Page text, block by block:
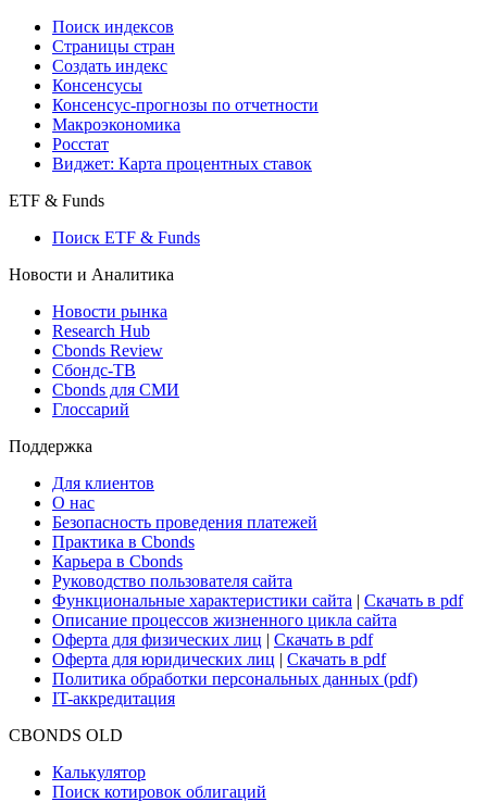
Поиск индексов
Страницы стран
Создать индекс
Консенсусы
Консенсус-прогнозы по отчетности
Макроэкономика
Росстат
Виджет: Карта процентных ставок
ETF & Funds
Поиск ETF & Funds
Новости и Аналитика
Новости рынка
Research Hub
Cbonds Review
Сбондс-ТВ
Cbonds для СМИ
Глоссарий
Поддержка
Для клиентов
О нас
Безопасность проведения платежей
Практика в Cbonds
Карьера в Cbonds
Руководство пользователя сайта
Функциональные характеристики сайта | Скачать в pdf
Описание процессов жизненного цикла сайта
Оферта для физических лиц | Скачать в pdf
Оферта для юридических лиц | Скачать в pdf
Политика обработки персональных данных (pdf)
IT-аккредитация
CBONDS OLD
Калькулятор
Поиск котировок облигаций